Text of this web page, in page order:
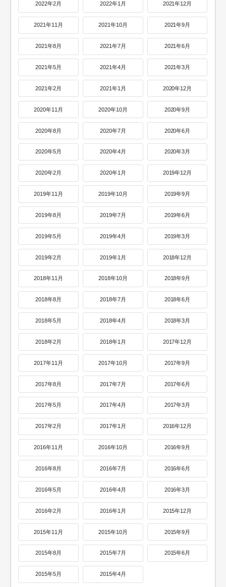
2022年2月 2022年1月 2021年12月
2021年11月 2021年10月 2021年9月
2021年8月 2021年7月 2021年6月
2021年5月 2021年4月 2021年3月
2021年2月 2021年1月 2020年12月
2020年11月 2020年10月 2020年9月
2020年8月 2020年7月 2020年6月
2020年5月 2020年4月 2020年3月
2020年2月 2020年1月 2019年12月
2019年11月 2019年10月 2019年9月
2019年8月 2019年7月 2019年6月
2019年5月 2019年4月 2019年3月
2019年2月 2019年1月 2018年12月
2018年11月 2018年10月 2018年9月
2018年8月 2018年7月 2018年6月
2018年5月 2018年4月 2018年3月
2018年2月 2018年1月 2017年12月
2017年11月 2017年10月 2017年9月
2017年8月 2017年7月 2017年6月
2017年5月 2017年4月 2017年3月
2017年2月 2017年1月 2016年12月
2016年11月 2016年10月 2016年9月
2016年8月 2016年7月 2016年6月
2016年5月 2016年4月 2016年3月
2016年2月 2016年1月 2015年12月
2015年11月 2015年10月 2015年9月
2015年8月 2015年7月 2015年6月
2015年5月 2015年4月